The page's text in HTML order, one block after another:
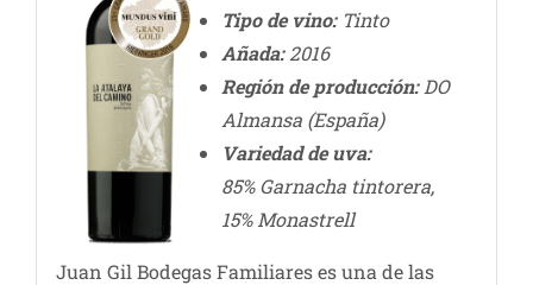
Tipo de vino:Tinto
Añada:2016
Región de producción:DO
Almansa (España)
Variedad de uva:
85% Garnacha tintorera,
15% Monastrell
Juan Gil Bodegas Familiares es una de las